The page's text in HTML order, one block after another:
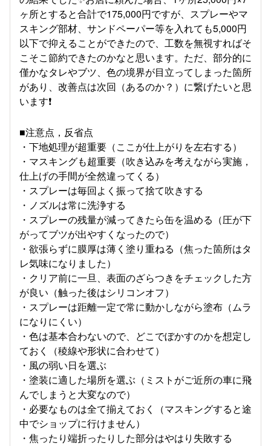
ヶ所とすると合計で175,000円ですが、スプレーやマ
スキング部材、サンドペーパー等を入れても5,000円
以下で抑えることができたので、工数を無視すればそ
こそこ節約できたのかなと思います。ただ、部分的に
僅かなタレやブツ、色の境界が目立ってしまった箇所
があり、改善点は次回（あるのか？）に繋げたいと思
います❗
■注意点，反省点
・下地処理が超重要（ここが仕上がりを左右する）
・マスキングも超重要（吹き込みを考えながら実施，
仕上げの手間が全然違ってくる）
・スプレーは毎回よく振って捨て吹きする
・ノズルは常に洗浄する
・スプレーの残量が減ってきたら缶を温める（圧が下
がってブツが出やすくなったので）
・欲張らずに膜厚は薄く塗り重ねる（焦った箇所はタ
レ気味になりました）
・クリア前に一旦、表面のざらつきをチェックした方
が良い（触った後はシリコンオフ）
・スプレーは距離一定で常に動かしながら塗布（ムラ
になりにくい）
・色は基本合わないので、どこでぼかすのかを想定し
ておく（稜線や形状に合わせて）
・風の弱い日を選ぶ
・塗装に適した場所を選ぶ（ミストがご近所の車に飛
んでしまうと大変なので）
・必要なものは全て揃えておく（マスキングすると途
中でショップに行けません）
・焦ったり端折ったりした部分はやはり失敗する